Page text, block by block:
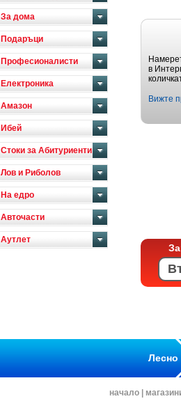
За дома
Подаръци
Професионалисти
Електроника
Амазон
Ибей
Стоки за Абитуриенти
Лов и Риболов
На едро
Авточасти
Аутлет
в
Вижте
Лесно
начало